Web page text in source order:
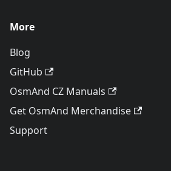
More
Blog
GitHub
OsmAnd CZ Manuals
Get OsmAnd Merchandise
Support